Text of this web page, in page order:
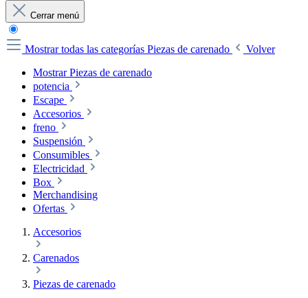
Cerrar menú
Mostrar todas las categorías Piezas de carenado
Volver
Mostrar Piezas de carenado
potencia
Escape
Accesorios
freno
Suspensión
Consumibles
Electricidad
Box
Merchandising
Ofertas
Accesorios
Carenados
Piezas de carenado